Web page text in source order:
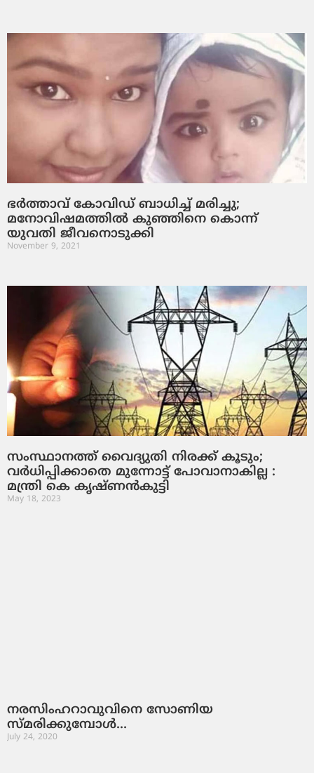
ഭര്‍ത്താവ് കോവിഡ് ബാധിച്ച് മരിച്ചു;
മനോവിഷമത്തില്‍ കുഞ്ഞിനെ കൊന്ന്
യുവതി ജീവനൊടുക്കി
November 9, 2021
സംസ്ഥാനത്ത് വൈദ്യുതി നിരക്ക് കൂടും;
വര്‍ധിപ്പിക്കാതെ മുന്നോട്ട് പോവാനാകില്ല :
മന്ത്രി കെ കൃഷ്ണന്‍കുട്ടി
May 18, 2023
നരസിംഹറാവുവിനെ സോണിയ
സ്‌മരിക്കുമ്പോള്‍…
July 24, 2020